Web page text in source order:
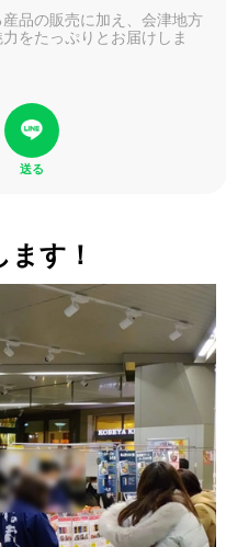
品の販売に加え、会津地方
をたっぷりとお届けしま
送る
す！